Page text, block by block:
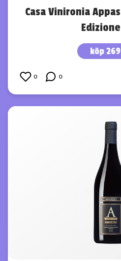
Casa Vinironia
köp
0 0